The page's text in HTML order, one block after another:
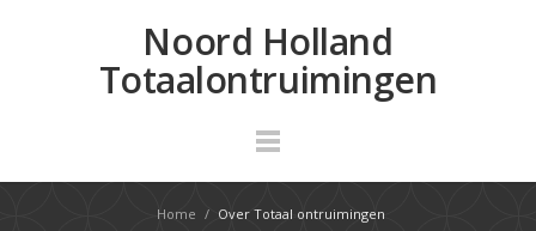
Noord Holland
Totaalontruimingen
Home / Over Totaal ontruimingen